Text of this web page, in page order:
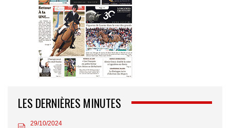
LES DERNIÈRES MINUTES
29/10/2024